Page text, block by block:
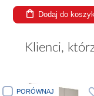
Dodaj do
Klienci,
PORÓWNAJ